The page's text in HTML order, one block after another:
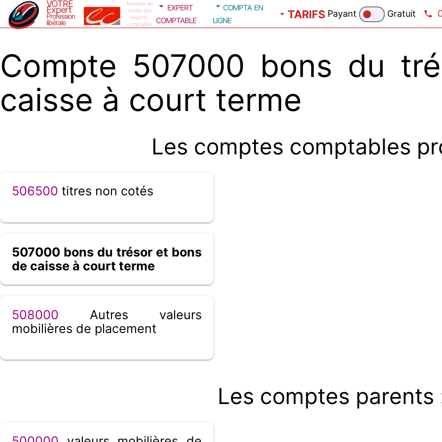
VOTRE
Expert
Profession
libérale
Membre de
l'ordre des
experts-
comptables
expert
comptable
compta en
ligne
TARIFS Payant Gratuit
Compte 507000 bons du
caisse à court terme
Les comptes comptables
506500 titres non cotés
507000 bons du trésor et bons
de caisse à court terme
508000 Autres valeurs
mobilières de placement
Les comptes parents